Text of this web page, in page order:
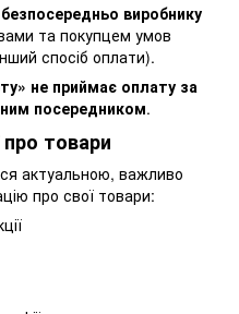
безпосередньо виробнику
та покупцем умов
спосіб оплати).
не приймає оплату за
посередником.
товари
актуальною, важливо
про свої товари: